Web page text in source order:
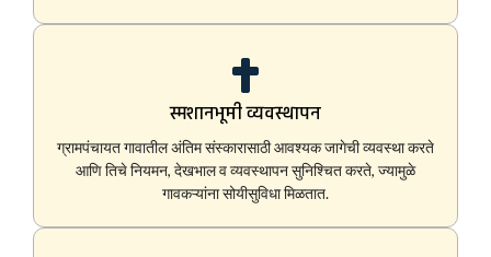
स्मशानभूमी व्यवस्थापन
ग्रामपंचायत गावातील अंतिम संस्कारासाठी आवश्यक जागेची व्यवस्था करते
आणि तिचे नियमन, देखभाल व व्यवस्थापन सुनिश्चित करते, ज्यामुळे
गावकऱ्यांना सोयीसुविधा मिळतात.